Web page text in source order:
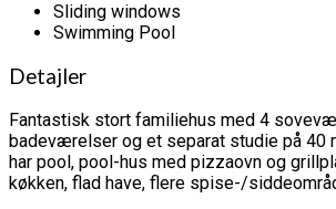
Sliding windows
Swimming Pool
Detajler
Fantastisk stort familiehus med 4
badeværelser og et separat studie på 40
har pool, pool-hus med pizzaovn og
køkken, flad have, flere spise-/